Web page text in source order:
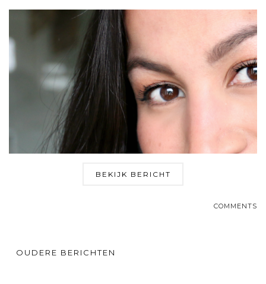
BEKIJK BERICHT
COMMENTS
OUDERE BERICHTEN